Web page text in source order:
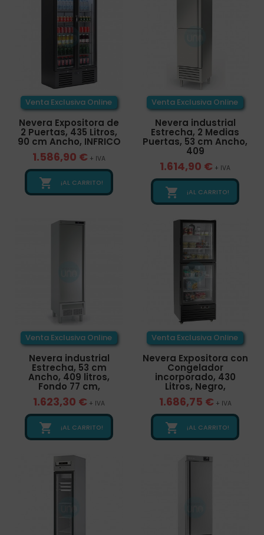
Venta Exclusiva Online
Nevera Expositora de
2 Puertas, 435 Litros,
90 cm Ancho, INFRICO
1.586,90 € + IVA
 ¡AL CARRITO!
Venta Exclusiva Online
Nevera industrial
Estrecha, 2 Medias
Puertas, 53 cm Ancho,
409
1.614,90 € + IVA
 ¡AL CARRITO!
Venta Exclusiva Online
Nevera industrial
Estrecha, 53 cm
Ancho, 409 litros,
Fondo 77 cm,
1.623,30 € + IVA
 ¡AL CARRITO!
Venta Exclusiva Online
Nevera Expositora con
Congelador
incorporado, 430
Litros, Negro,
1.686,75 € + IVA
 ¡AL CARRITO!